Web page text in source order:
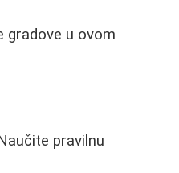
gradove u ovom
pravilnu